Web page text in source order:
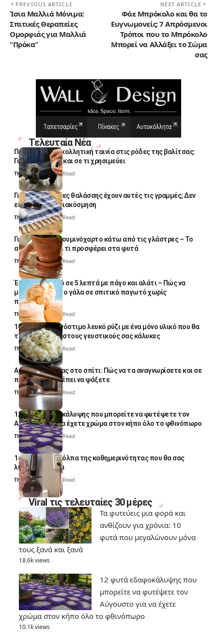
PREVIOUS ARTICLE
Ίσια Μαλλιά Μόνιμα:
Σπιτικές Θεραπείες
Ομορφιάς για Μαλλιά
“Πρόκα”
NEXT ARTICLE
Φάε Μπρόκολο και θα το
Ευγνωμονείς: 7 Απρόσμενοι
Τρόποι που το Μπρόκολο
Μπορεί να Αλλάξει το Σώμα
σας
Τελευταία Νέα
Πολλοί βάζουν κολλητική ταινία στις ρόδες της βαλίτσας:
Γιατί το κάνουν και σε τι χρησιμεύει
Thali Ombre4 Min Read
Γιατί οι πετσέτες θαλάσσης έχουν αυτές τις γραμμές; Δεν
είναι μόνο για διακόσμηση
Thali Ombre5 Min Read
Γιατί βάζουν αλουμινόχαρτο κάτω από τις γλάστρες – Το
απλό κόλπο και τι προσφέρει στα φυτά
Thali Ombre4 Min Read
Έτοιμο παγωτό σε 5 λεπτά με πάγο και αλάτι – Πώς να
μετατρέψετε το γάλα σε σπιτικό παγωτό χωρίς
παγωτομηχανή
Thali Ombre 4 Min Read
10 φορές ποιο νόστιμο λευκό ρύζι με ένα μόνο υλικό που θα
το απογειώσει στους γευστικούς σας κάλυκες
Thali Ombre4 Min Read
Αυγά κατσαρίδας στο σπίτι: Πώς να τα αναγνωρίσετε και σε
ποια σημεία πρέπει να ψάξετε
Thali Ombre4 Min Read
12 φυτά εδαφοκάλυψης που μπορείτε να φυτέψετε τον
Αύγουστο για να έχετε χρώμα στον κήπο όλο το φθινόπωρο
Thali Ombre7 Min Read
14 πανέξυπνα κόλπα της καθημερινότητας που θα σας
λύσουν τα χέρια
Thali Ombre 6 Min Read
Viral τις τελευταίες 30 μέρες
Τα φυτεύεις μια φορά και
ανθίζουν για χρόνια: 10
φυτά που μεγαλώνουν μόνα
τους ξανά και ξανά
18.6k views
12 φυτά εδαφοκάλυψης που
μπορείτε να φυτέψετε τον
Αύγουστο για να έχετε
χρώμα στον κήπο όλο το φθινόπωρο
10.1k views